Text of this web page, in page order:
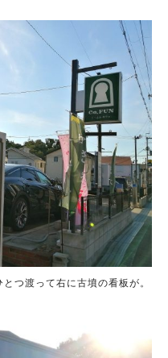
つ渡って右に古墳の看板が。